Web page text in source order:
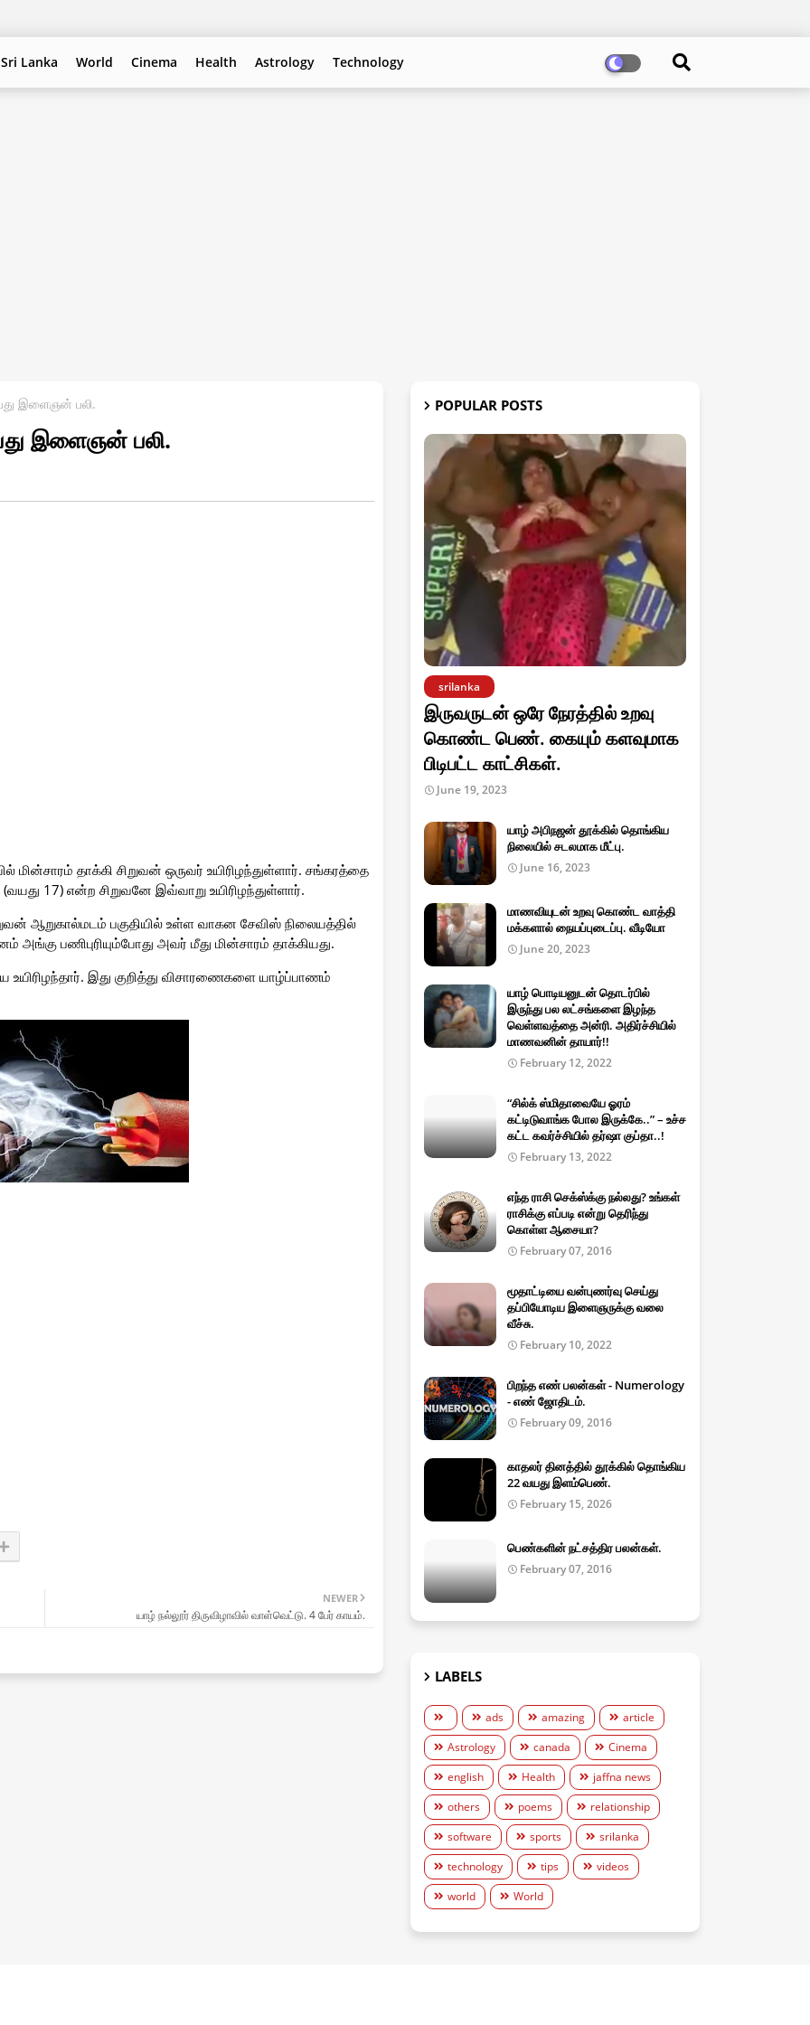
Sri Lanka World Cinema Health Astrology Technology
இளைஞன் பலி.
இளைஞன் பலி.
மின்சாரம் தாக்கி சிறுவன் ஒருவர் உயிரிழந்துள்ளார். சங்கரத்தை
17) என்ற சிறுவனே இவ்வாறு உயிரிழந்துள்ளார்.
ஆறுகால்மடம் பகுதியில் உள்ள வாகன சேவிஸ் நிலையத்தில்
அங்கு பணிபுரியும்போது அவர் மீது மின்சாரம் தாக்கியது.
உயிரிழந்தார். இது குறித்து விசாரணைகளை யாழ்ப்பாணம்
NEWER
யாழ் நல்லூர் திருவிழாவில் வாள்வெட்டு. 4 பேர் காயம்.
POPULAR POSTS
srilanka
இருவருடன் ஒரே நேரத்தில் உறவு
கொண்ட பெண். கையும் களவுமாக
பிடிபட்ட காட்சிகள்.
June 19, 2023
யாழ் அபிநஜன் தூக்கில் தொங்கிய
நிலையில் சடலமாக மீட்பு.
June 16, 2023
மாணவியுடன் உறவு கொண்ட வாத்தி
மக்களால் நையப்புடைப்பு. வீடியோ
June 20, 2023
யாழ் பொடியனுடன் தொடர்பில்
இருந்து பல லட்சங்களை இழந்த
வெள்ளவத்தை அன்ரி. அதிர்ச்சியில்
மாணவனின் தாயார்!!
February 12, 2022
“சில்க் ஸ்மிதாவையே ஓரம்
கட்டிடுவாங்க போல இருக்கே..” – உச்ச
கட்ட கவர்ச்சியில் தர்ஷா குப்தா..!
February 13, 2022
எந்த ராசி செக்ஸ்க்கு நல்லது? உங்கள்
ராசிக்கு எப்படி என்று தெரிந்து
கொள்ள ஆசையா?
February 07, 2016
மூதாட்டியை வன்புணர்வு செய்து
தப்பியோடிய இளைஞருக்கு வலை
வீச்சு.
February 10, 2022
பிறந்த எண் பலன்கள் - Numerology
- எண் ஜோதிடம்.
February 09, 2016
காதலர் தினத்தில் தூக்கில் தொங்கிய
22 வயது இளம்பெண்.
February 15, 2026
பெண்களின் நட்சத்திர பலன்கள்.
February 07, 2016
LABELS
ads amazing
article
Astrology
canada
Cinema
english
Health
jaffna news
others
poems
relationship
software
sports
srilanka
technology
tips
videos
world
World